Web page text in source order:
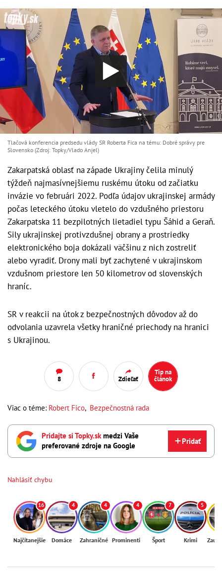
Tlačová konferencia predsedu vlády SR Roberta Fica na tému: Dobré správy pre
Slovensko (Zdroj: Topky/Vlado Anjel)
Zakarpatská oblasť na západe Ukrajiny čelila minulý
týždeň najmasívnejšiemu ruskému útoku od začiatku
invázie vo februári 2022. Podľa údajov ukrajinskej armády
počas leteckého útoku vletelo do vzdušného priestoru
Zakarpatska 11 bezpilotných lietadiel typu Šáhid a Geraň.
Sily ukrajinskej protivzdušnej obrany a prostriedky
elektronického boja dokázali väčšinu z nich zostreliť
alebo vyradiť. Drony mali byť zachytené v ukrajinskom
vzdušnom priestore len 50 kilometrov od slovenských
hraníc.
SR v reakcii na útok z bezpečnostných dôvodov až do
odvolania uzavrela všetky hraničné priechody na hranici
s Ukrajinou.
8 Zdieľať
Tip na
článok
Viac o téme: Robert Fico, Bezpečnostná rada
Pridajte si Topky.skmedzi Vaše
preferované zdroje na Google
Pridať
Nahlásiť chybu
16
Najčítanejšie
4
Domáce
4
Zahraničné
4
Prominenti
7
Šport
5
Krimi